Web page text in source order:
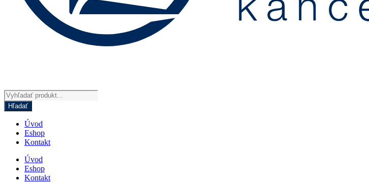
Products
search
Hľadať
Úvod
Eshop
Kontakt
Úvod
Eshop
Kontakt